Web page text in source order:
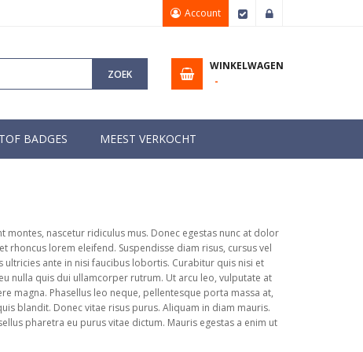
Account Afrekenen
ZOEK
WINKELWAGEN
BADGES MEEST VERKOCHT
nascetur ridiculus mus. Donec egestas nunc at dolor
lorem eleifend. Suspendisse diam risus, cursus vel
ante in nisi faucibus lobortis. Curabitur quis nisi et
nulla quis dui ullamcorper rutrum. Ut arcu leo, vulputate at
magna. Phasellus leo neque, pellentesque porta massa at,
blandit. Donec vitae risus purus. Aliquam in diam mauris.
pharetra eu purus vitae dictum. Mauris egestas a enim ut